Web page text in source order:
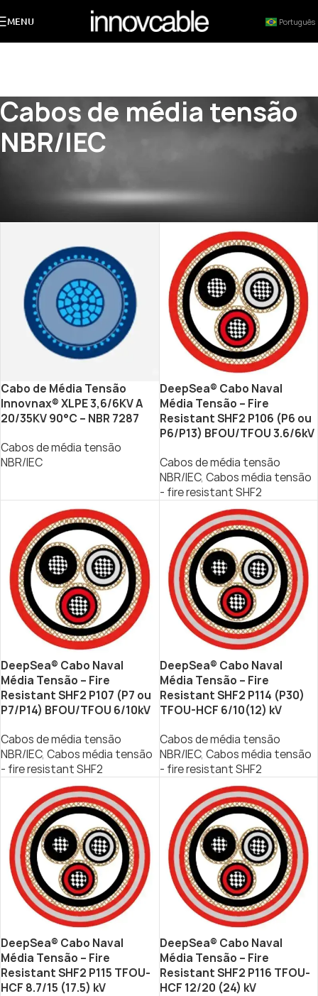
MENU Português
Cabos de média tensão
NBR/IEC
Cabos de média tensão NBR/IEC
Cabo de Média Tensão
Innovnax® XLPE 3,6/6KV A
20/35KV 90°C – NBR 7287
Cabos de média tensão
NBR/IEC
DeepSea® Cabo Naval
Média Tensão – Fire
Resistant SHF2 P106 (P6 ou
P6/P13) BFOU/TFOU 3.6/6kV
Cabos de média tensão
NBR/IEC, Cabos média tensão
- fire resistant SHF2
DeepSea® Cabo Naval
Média Tensão – Fire
Resistant SHF2 P107 (P7 ou
P7/P14) BFOU/TFOU 6/10kV
Cabos de média tensão
NBR/IEC, Cabos média tensão
- fire resistant SHF2
DeepSea® Cabo Naval
Média Tensão – Fire
Resistant SHF2 P114 (P30)
TFOU-HCF 6/10(12) kV
Cabos de média tensão
NBR/IEC, Cabos média tensão
- fire resistant SHF2
DeepSea® Cabo Naval
Média Tensão – Fire
Resistant SHF2 P115 TFOU-
HCF 8.7/15 (17.5) kV
DeepSea® Cabo Naval
Média Tensão – Fire
Resistant SHF2 P116 TFOU-
HCF 12/20 (24) kV